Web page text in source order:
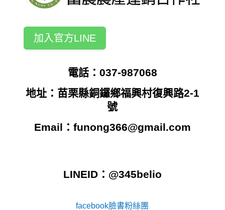
加入官方LINE
電話：037-987068
地址：苗栗縣銅鑼鄉福興村復興路2-1
號
Email： funong366@gmail.com
LINEID：@345belio
facebook臉書粉絲團